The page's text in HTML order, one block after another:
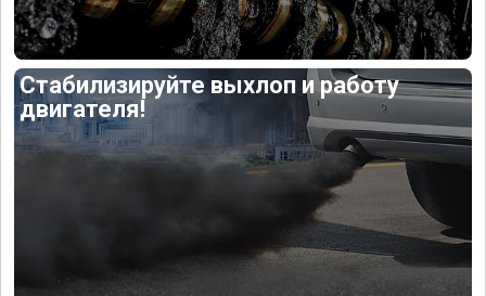
Стабилизируйте выхлоп и работу
двигателя!